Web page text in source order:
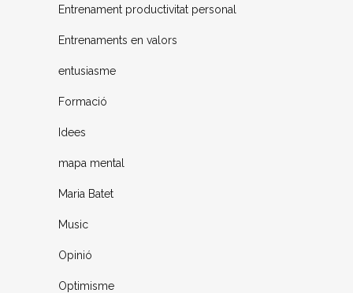
Entrenament productivitat personal
Entrenaments en valors
entusiasme
Formació
Idees
mapa mental
Maria Batet
Music
Opinió
Optimisme